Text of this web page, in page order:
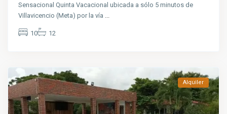
Sensacional Quinta Vacacional ubicada a sólo 5 minutos de
Villavicencio (Meta) por la vía
10 12
Alquiler